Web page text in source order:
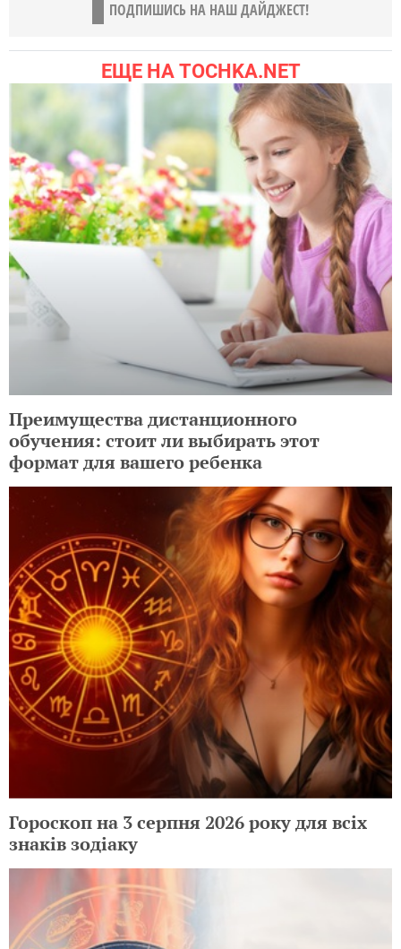
ПОДПИШИСЬ НА НАШ ДАЙДЖЕСТ!
ЕЩЕ НА TOCHKA.NET
Преимущества дистанционного
обучения: стоит ли выбирать этот
формат для вашего ребенка
Гороскоп на 3 серпня 2026 року для всіх
знаків зодіаку